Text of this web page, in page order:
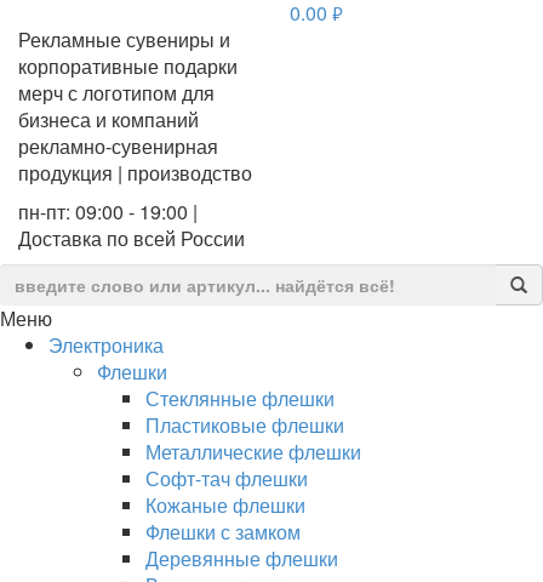
Рекламные сувениры и
корпоративные подарки
мерч с логотипом для
бизнеса и компаний
рекламно-сувенирная
продукция | производство
пн-пт: 09:00 - 19:00 |
Доставка по всей России
0.00 руб.
Меню
Электроника
Флешки
Стеклянные флешки
Пластиковые флешки
Металлические флешки
Софт-тач флешки
Кожаные флешки
Флешки с замком
Деревянные флешки